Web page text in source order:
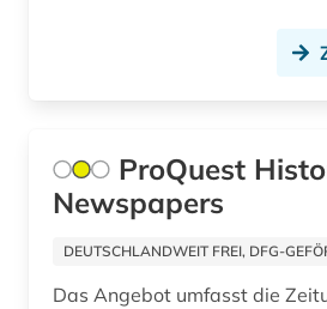
new york <ny> (1)
new york times archive (1)
ProQuest
Newspapers
DEUTSCHLANDWEIT FREI, DFG-
Das Angebot umfasst die